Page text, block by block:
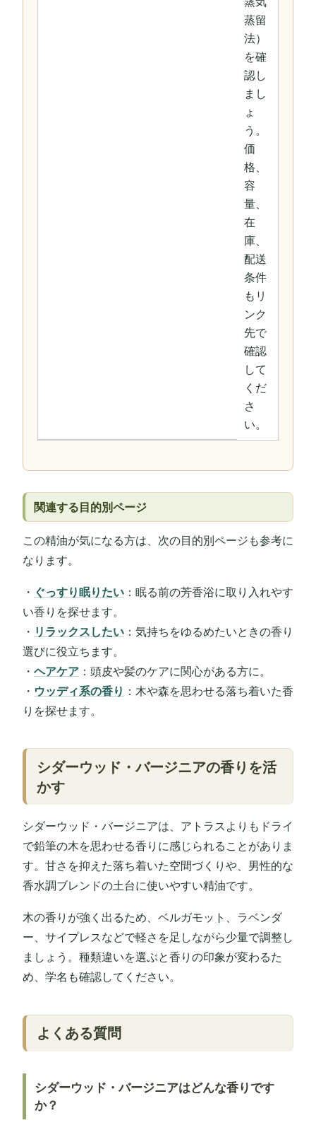
蒸留
法）
を確
認し
まし
ょ
う。
価
格、
容
量、
在
庫、
配送
条件
もリ
ンク
先で
確認
して
くだ
さ
い。
関連する目的別ページ
この精油が気になる方は、次の目的別ページも参考に
なります。
・ ぐっすり眠りたい ：眠る前の芳香浴に取り入れやす
い香りを探せます。
・ リラックスしたい ：気持ちをゆるめたいときの香り
選びに役立ちます。
・ ヘアケア ：頭皮や髪のケアに関心がある方に。
・ ウッディ系の香り ：木や森を思わせる落ち着いた香
りを探せます。
シダーウッド・バージニアの香りを活
かす
シダーウッド・バージニアは、アトラスよりもドライ
で鉛筆の木を思わせる香りに感じられることがありま
す。甘さを抑えた落ち着いた空間づくりや、男性的な
香水調ブレンドの土台に使いやすい精油です。
木の香りが強く出るため、ベルガモット、ラベンダ
ー、サイプレスなどで軽さを足しながら少量で調整し
ましょう。種類違いを選ぶと香りの印象が変わるた
め、学名も確認してください。
よくある質問
シダーウッド・バージニアはどんな香りです
か？